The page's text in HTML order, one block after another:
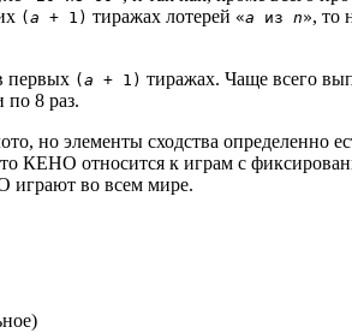
( a + 1) тиражах лотерей «a из n», то
первых ( a + 1) тиражах. Чаще всего
8 раз.
но элементы сходства определенно
КЕНО относится к играм с
играют во всем мире.